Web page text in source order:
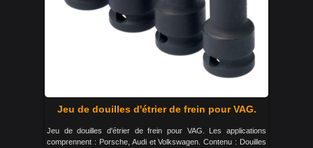
Jeu de douilles d'étrier de frein pour VAG.
Jeu de douilles d'étrier de frein pour VAG. Les applications
comprennent : Porsche, Audi et Volkswagen. Contenu : Douilles